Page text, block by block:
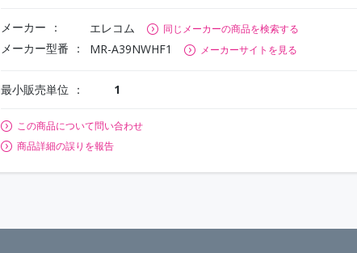
メーカー エレコム 同じメーカーの商品を検索する
メーカー型番 MR-A39NWHF1 メーカーサイトを見る
最小販売単位 1
この商品について問い合わせ
商品詳細の誤りを報告